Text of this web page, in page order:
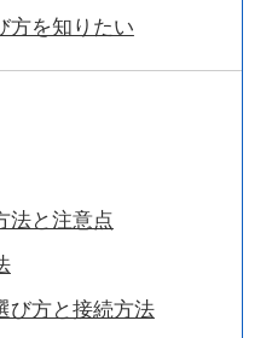
方を知りたい
法と注意点
び方と接続方法